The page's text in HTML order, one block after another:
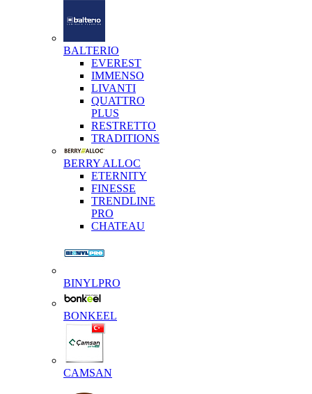
BALTERIO
EVEREST
IMMENSO
LIVANTI
QUATTRO
PLUS
RESTRETTO
TRADITIONS
BERRY ALLOC
ETERNITY
FINESSE
TRENDLINE
PRO
CHATEAU
BINYLPRO
BONKEEL
CAMSAN